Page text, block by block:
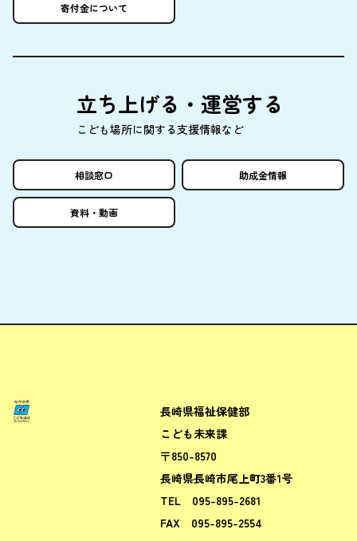
寄付金について
立ち上げる・ 運営する
こども場所に関する支援情報など
相談窓口 助成金情報
資料 ・ 動画
ながさきこども場所ポータルサ
長崎県福祉保健部
こども未来課
〒850-8570
長崎県長崎市尾上町3番1号
TEL 095-895-2681
FAX 095-895-2554